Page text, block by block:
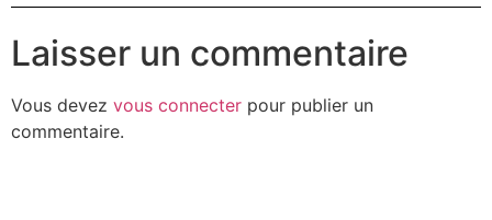
Laisser un commentaire
Vous devez vous connecter pour publier un
commentaire.